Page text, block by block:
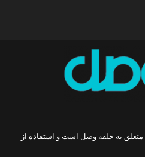
به حلقه وصل است و استفاده از